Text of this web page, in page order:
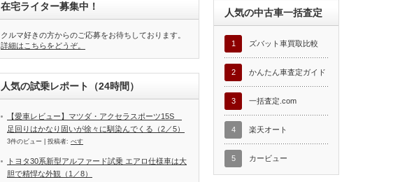
在宅ライター募集中！
クルマ好きの方からのご応募をお待ちしております。
詳細はこちらをどうぞ。
人気の試乗レポート（24時間）
【愛車レビュー】マツダ・アクセラスポーツ15S
足回りはかなり固いが徐々に馴染んでくる（2／5）
3件のビュー 投稿者: べす
トヨタ30系新型アルファード試乗 エアロ仕様車は大
胆で精悍な外観（1／8）
人気の中古車一括査定
1 ズバット車買取比較
2 かんたん車査定ガイド
3 一括査定.com
4 楽天オート
5 カービュー